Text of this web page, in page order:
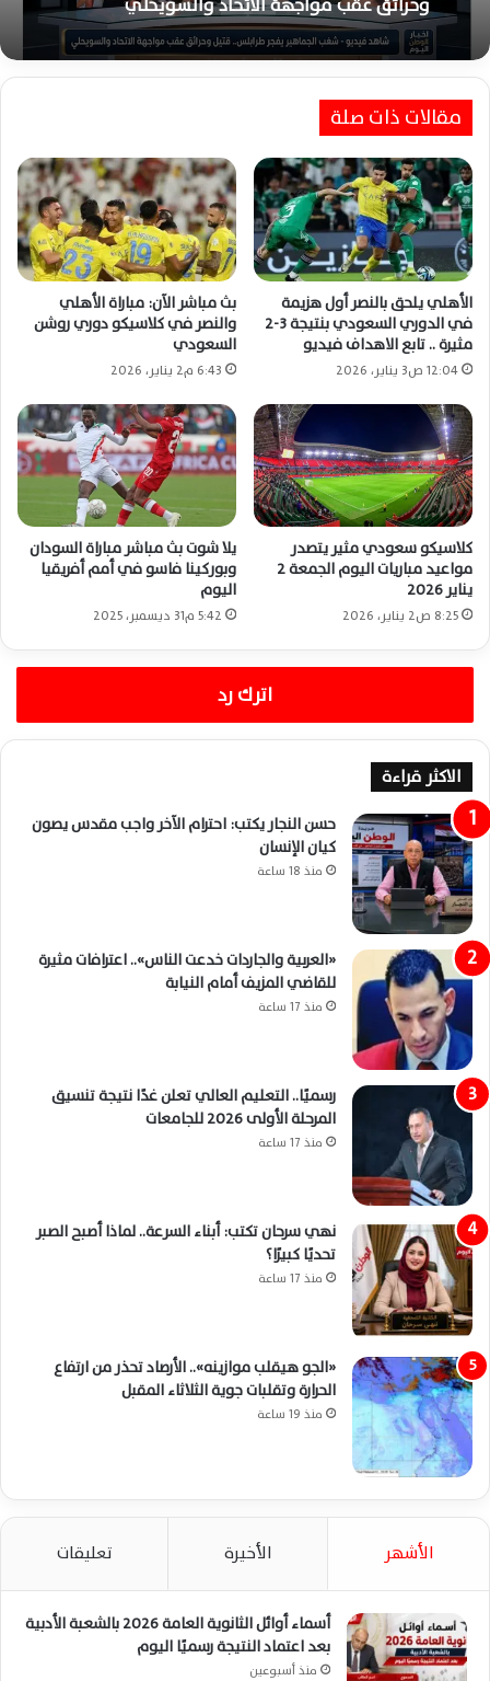
شاهد فيديو – شغب الجماهير يفجر طرابلس.. قتيل
وحرائق عقب مواجهة الاتحاد والسويحلي
موعد مباراة النصر والخلود اليوم في
دوري روشن.. كريستيانو يقود الهجوم
مقالات ذات صلة
الأهلي يلحق بالنصر أول هزيمة
في الدوري السعودي بنتيجة 3-2
مثيرة .. تابع الاهداف فيديو
12:04 ص3 يناير، 2026
بث مباشر الآن: مباراة الأهلي
والنصر في كلاسيكو دوري روشن
السعودي
6:43 م2 يناير، 2026
كلاسيكو سعودي مثير يتصدر
مواعيد مباريات اليوم الجمعة 2
يناير 2026
8:25 ص2 يناير، 2026
يلا شوت بث مباشر مباراة السودان
وبوركينا فاسو في أمم أفريقيا
اليوم
5:42 م31 ديسمبر، 2025
اترك رد
الاكثر قراءة
حسن النجار يكتب: احترام الآخر واجب مقدس يصون
كيان الإنسان
منذ 18 ساعة
«العربية والجاردات خدعت الناس».. اعترافات مثيرة
للقاضي المزيف أمام النيابة
منذ 17 ساعة
رسميًا.. التعليم العالي تعلن غدًا نتيجة تنسيق
المرحلة الأولى 2026 للجامعات
منذ 17 ساعة
نهي سرحان تكتب: أبناء السرعة.. لماذا أصبح الصبر
تحديًا كبيرًا؟
منذ 17 ساعة
«الجو هيقلب موازينه».. الأرصاد تحذر من ارتفاع
الحرارة وتقلبات جوية الثلاثاء المقبل
منذ 19 ساعة
الأشهر الأخيرة تعليقات
أسماء أوائل الثانوية العامة 2026 بالشعبة الأدبية
بعد اعتماد النتيجة رسميًا اليوم
منذ أسبوعين